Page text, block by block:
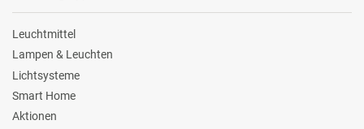
Leuchtmittel
Lampen & Leuchten
Lichtsysteme
Smart Home
Aktionen